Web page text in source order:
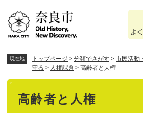
あ
問
現在地 トップページ > 分類でさがす > 市民活動
守る > 人権課題 > 高齢者と人権
本
高齢者と人権